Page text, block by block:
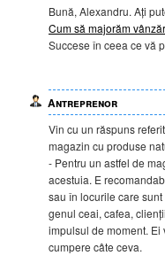
Bună, Alexandru. Ați
Cum să majorăm
Succese în ceea ce vă
Antreprenor
Vin cu un răspuns
magazin cu produse
- Pentru un astfel de
acestuia. E
sau în locurile care
genul ceai, cafea,
impulsul de moment.
cumpere câte ceva.